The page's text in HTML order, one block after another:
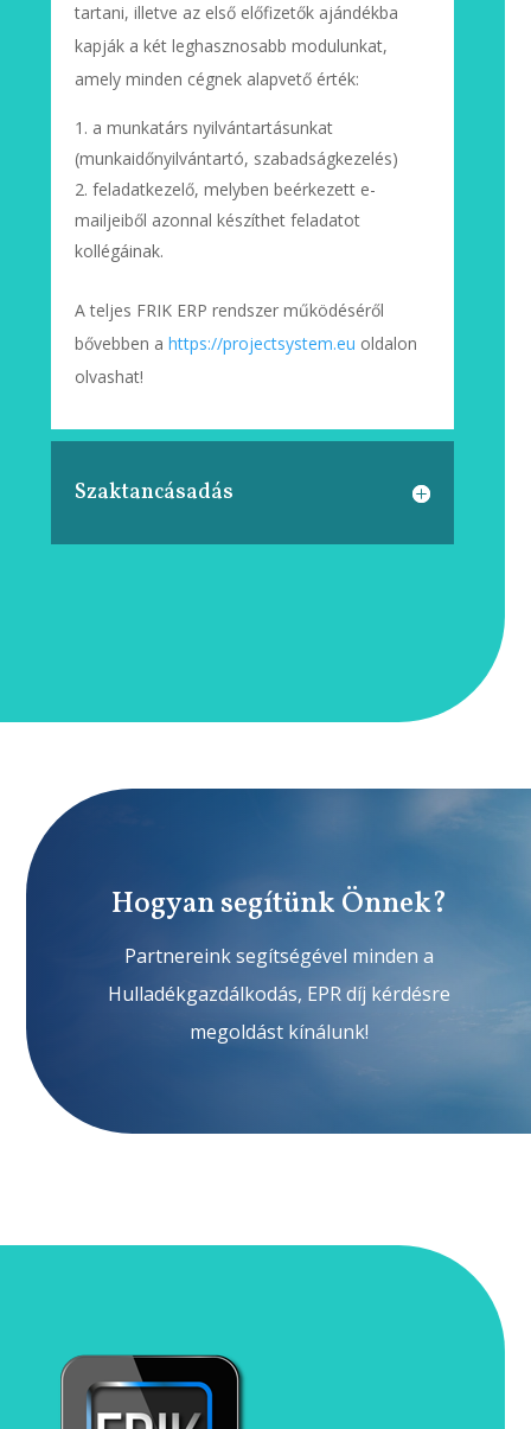
tartani, illetve az első előfizetők ajándékba
kapják a két leghasznosabb modulunkat,
amely minden cégnek alapvető érték:
a munkatárs nyilvántartásunkat
(munkaidőnyilvántartó, szabadságkezelés)
feladatkezelő, melyben beérkezett e-
mailjeiből azonnal készíthet feladatot
kollégáinak.
A teljes FRIK ERP rendszer működéséről
bővebben a https://projectsystem.eu oldalon
olvashat!
Szaktancásadás
Hogyan segítünk Önnek?
Partnereink segítségével minden a
Hulladékgazdálkodás, EPR díj kérdésre
megoldást kínálunk!